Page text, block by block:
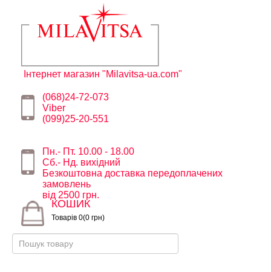
Інтернет магазин "Milavitsa-ua.com"
(068)24-72-073
Viber
(099)25-20-551
Пн.- Пт. 10.00 - 18.00
Сб.- Нд. вихідний
Безкоштовна доставка передоплачених
замовлень
від 2500 грн.
КОШИК
Товарів 0(0 грн)